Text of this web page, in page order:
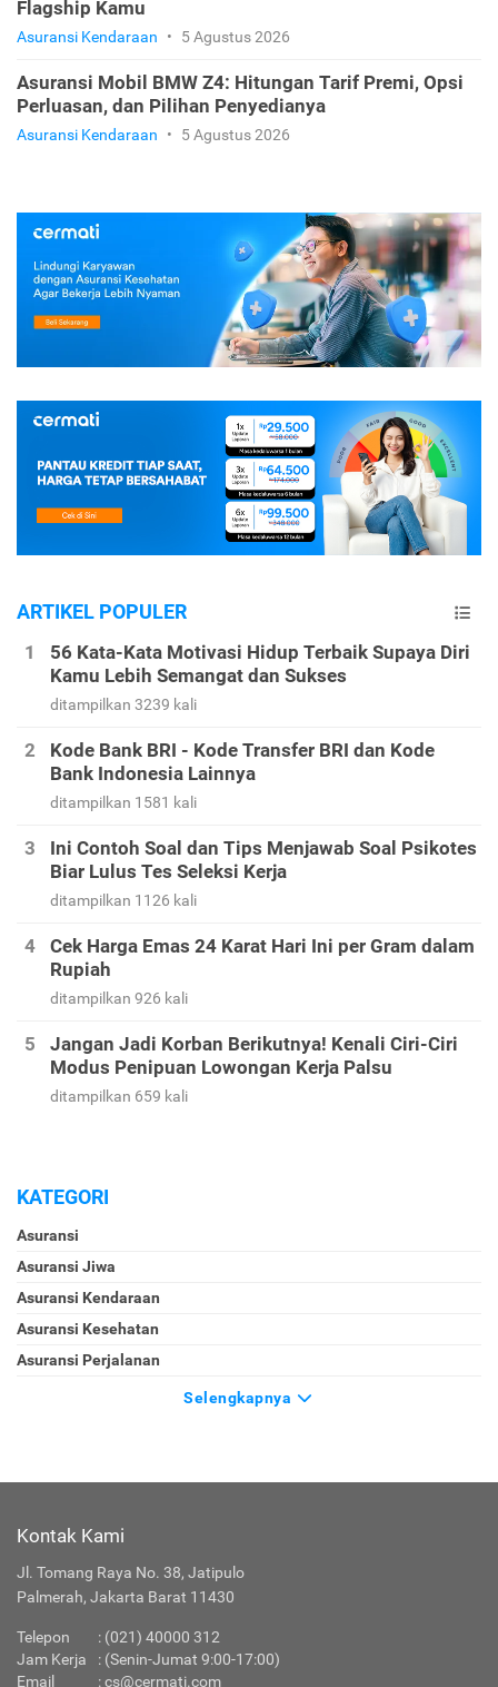
Flagship Kamu
Asuransi Kendaraan • 5 Agustus 2026
Asuransi Mobil BMW Z4: Hitungan Tarif Premi, Opsi
Perluasan, dan Pilihan Penyedianya
Asuransi Kendaraan • 5 Agustus 2026
ARTIKEL POPULER
56 Kata-Kata Motivasi Hidup Terbaik Supaya Diri
Kamu Lebih Semangat dan Sukses
ditampilkan 3239 kali
Kode Bank BRI - Kode Transfer BRI dan Kode
Bank Indonesia Lainnya
ditampilkan 1581 kali
Ini Contoh Soal dan Tips Menjawab Soal Psikotes
Biar Lulus Tes Seleksi Kerja
ditampilkan 1126 kali
Cek Harga Emas 24 Karat Hari Ini per Gram dalam
Rupiah
ditampilkan 926 kali
Jangan Jadi Korban Berikutnya! Kenali Ciri-Ciri
Modus Penipuan Lowongan Kerja Palsu
ditampilkan 659 kali
KATEGORI
Asuransi
Asuransi Jiwa
Asuransi Kendaraan
Asuransi Kesehatan
Asuransi Perjalanan
Selengkapnya
Kontak Kami
Jl. Tomang Raya No. 38, Jatipulo
Palmerah, Jakarta Barat 11430
Telepon : (021) 40000 312
Jam Kerja
: (Senin-Jumat 9:00-17:00)
Email
:cs@cermati.com